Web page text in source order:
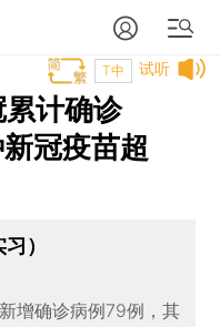
试听
T中
计确诊
冠疫苗超
）
增确诊病例79例，其